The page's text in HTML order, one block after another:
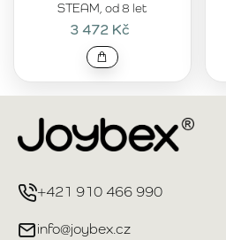
STEAM, od 8 let
3 472 Kč
+421 910 466 990
info@joybex.cz